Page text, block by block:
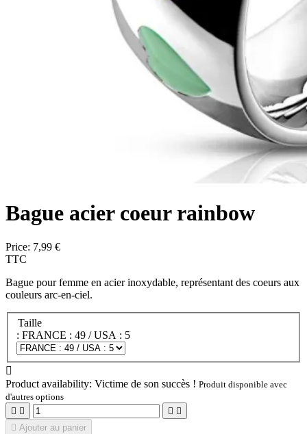
Bague acier coeur rainbow
Price: 7,99 €
TTC
Bague pour femme en acier inoxydable, représentant des coeurs aux
couleurs arc-en-ciel.
Taille
: FRANCE : 49 / USA : 5

Product availability: Victime de son succès ! Produit disponible avec
d'autres options
   
 Ajouter au panier